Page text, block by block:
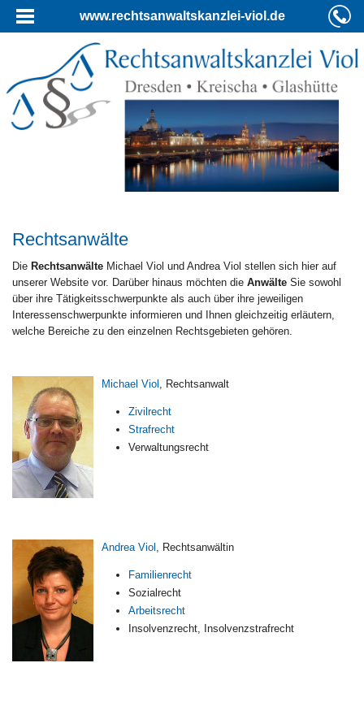
www.rechtsanwaltskanzlei-viol.de
Rechtsanwälte
Die Rechtsanwälte Michael Viol und Andrea Viol stellen sich hier auf
unserer Website vor. Darüber hinaus möchten die Anwälte Sie sowohl
über ihre Tätigkeitsschwerpunkte als auch über ihre jeweiligen
Interessenschwerpunkte informieren und Ihnen gleichzeitig erläutern,
welche Bereiche zu den einzelnen Rechtsgebieten gehören.
Michael Viol , Rechtsanwalt
Zivilrecht
Strafrecht
Verwaltungsrecht
Andrea Viol , Rechtsanwältin
Familienrecht
Sozialrecht
Arbeitsrecht
Insolvenzrecht, Insolvenzstrafrecht